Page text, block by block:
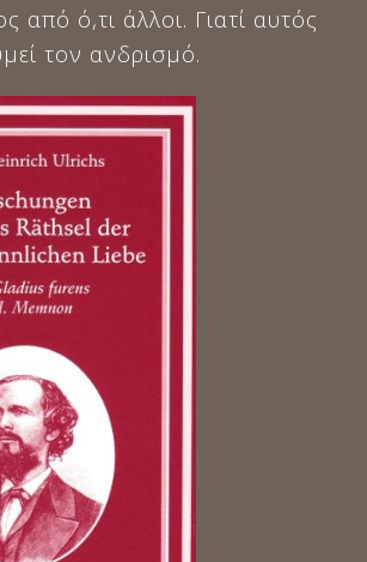
από ό,τι άλλοι. Γιατί αυτός
τον ανδρισμό.